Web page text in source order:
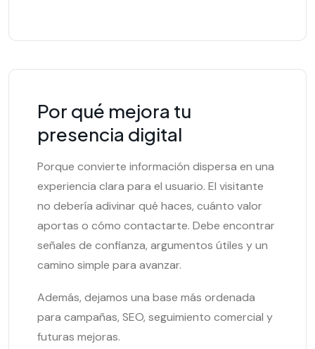
Por qué mejora tu
presencia digital
Porque convierte información dispersa en una
experiencia clara para el usuario. El visitante
no debería adivinar qué haces, cuánto valor
aportas o cómo contactarte. Debe encontrar
señales de confianza, argumentos útiles y un
camino simple para avanzar.
Además, dejamos una base más ordenada
para campañas, SEO, seguimiento comercial y
futuras mejoras.